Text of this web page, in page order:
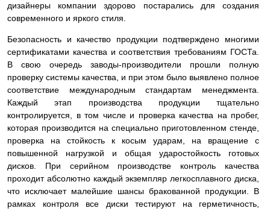
дизайнеры компании здорово постарались для создания
современного и яркого стиля.
Безопасность и качество продукции подтверждено многими
сертификатами качества и соответствия требованиям ГОСТа.
В свою очередь заводы-производители прошли полную
проверку системы качества, и при этом было выявлено полное
соответствие международным стандартам менеджмента.
Каждый этап производства продукции тщательно
контролируется, в том числе и проверка качества на пробег,
которая производится на специально приготовленном стенде,
проверка на стойкость к косым ударам, на вращение с
повышенной нагрузкой и общая ударостойкость готовых
дисков. При серийном производстве контроль качества
проходит абсолютно каждый экземпляр легкосплавного диска,
что исключает малейшие шансы бракованной продукции. В
рамках контроля все диски тестируют на герметичность,